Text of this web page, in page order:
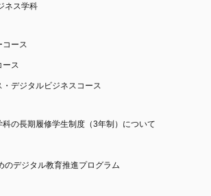
ネス学科
ース
ース
・デジタルビジネスコース
の長期履修学生制度（3年制）について
のデジタル教育推進プログラム